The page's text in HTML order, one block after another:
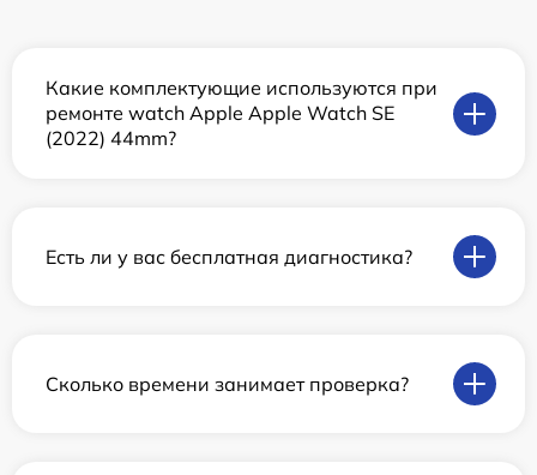
Какие комплектующие используются при
ремонте watch Apple Apple Watch SE
(2022) 44mm?
Есть ли у вас бесплатная диагностика?
Сколько времени занимает проверка?